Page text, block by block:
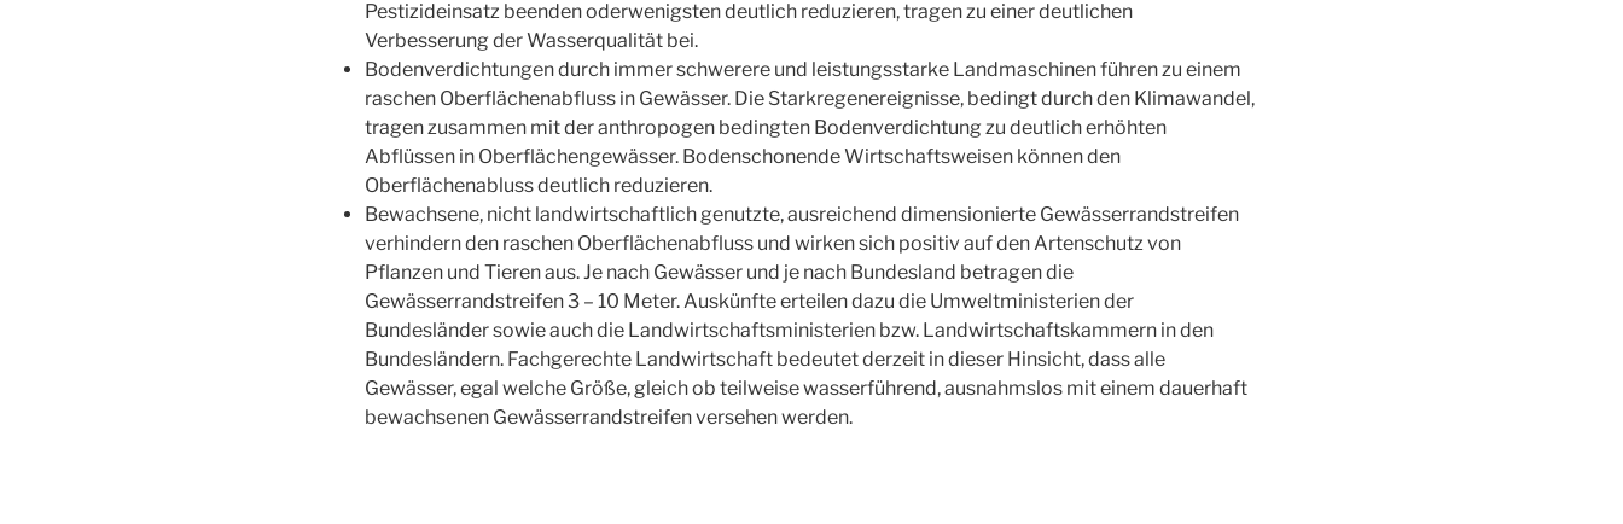
Pestizideinsatz beenden oderwenigsten deutlich reduzieren, tragen zu einer deutlichen
Verbesserung der Wasserqualität bei.
Bodenverdichtungen durch immer schwerere und leistungsstarke Landmaschinen führen zu einem
raschen Oberflächenabfluss in Gewässer. Die Starkregenereignisse, bedingt durch den Klimawandel,
tragen zusammen mit der anthropogen bedingten Bodenverdichtung zu deutlich erhöhten
Abflüssen in Oberflächengewässer. Bodenschonende Wirtschaftsweisen können den
Oberflächenabluss deutlich reduzieren.
Bewachsene, nicht landwirtschaftlich genutzte, ausreichend dimensionierte Gewässerrandstreifen
verhindern den raschen Oberflächenabfluss und wirken sich positiv auf den Artenschutz von
Pflanzen und Tieren aus. Je nach Gewässer und je nach Bundesland betragen die
Gewässerrandstreifen 3 – 10 Meter. Auskünfte erteilen dazu die Umweltministerien der
Bundesländer sowie auch die Landwirtschaftsministerien bzw. Landwirtschaftskammern in den
Bundesländern. Fachgerechte Landwirtschaft bedeutet derzeit in dieser Hinsicht, dass alle
Gewässer, egal welche Größe, gleich ob teilweise wasserführend, ausnahmslos mit einem dauerhaft
bewachsenen Gewässerrandstreifen versehen werden.